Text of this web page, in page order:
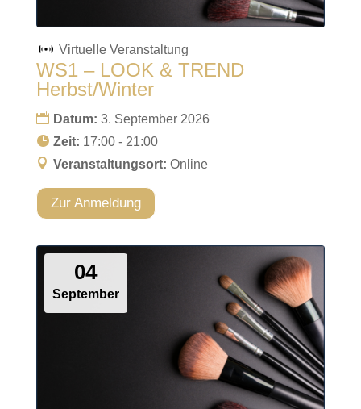
Virtuelle Veranstaltung
WS1 – LOOK & TREND
Herbst/Winter
Datum: 3. September 2026
Zeit: 17:00 - 21:00
Veranstaltungsort: Online
Zur Anmeldung
04
September